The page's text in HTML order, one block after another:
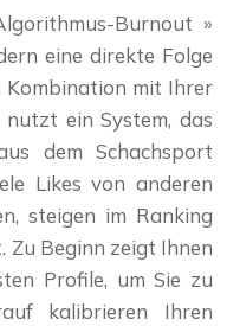
Burnout »
eine direkte Folge
mit Ihrer
ein System, das
dem Schachsport
Likes von anderen
steigen im Ranking
Zu Beginn zeigt Ihnen
Profile, um Sie zu
kalibrieren Ihren